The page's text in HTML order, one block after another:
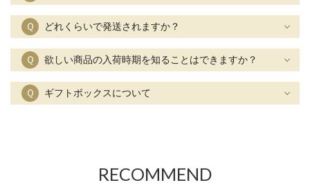
Ｑ どれくらいで発送されますか？
Ｑ 欲しい商品の入荷時期を知ることはできますか？
Ｑ ギフトボックスについて
RECOMMEND